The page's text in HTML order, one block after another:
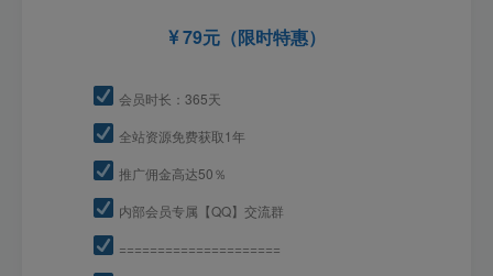
79元（限时特惠）
会员时长：365天
全站资源免费获取1年
推广佣金高达50％
内部会员专属【QQ】交流群
=====================